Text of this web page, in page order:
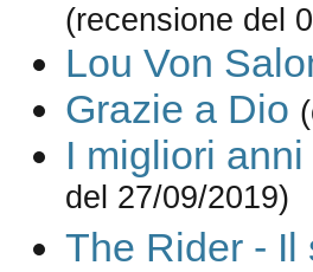
(recensione del
Lou Von
Grazie a Dio
I migliori
del 27/09/2019)
The Rider - Il